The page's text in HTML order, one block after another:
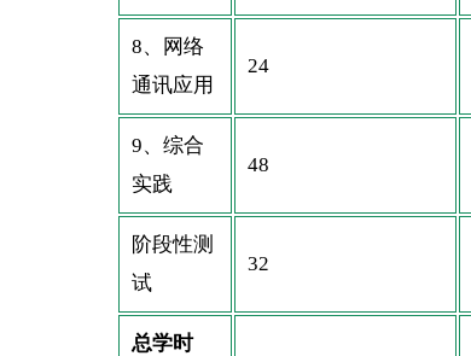
8、网络
通讯应用
24
9、综合
实践
48
阶段性测
试
32
总学时